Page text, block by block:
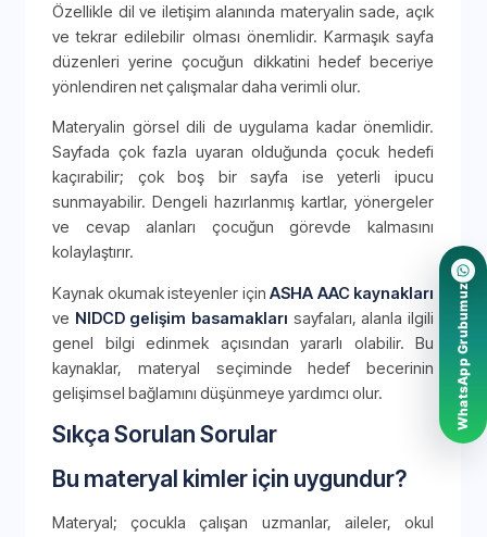
Özellikle dil ve iletişim alanında materyalin sade, açık
ve tekrar edilebilir olması önemlidir. Karmaşık sayfa
düzenleri yerine çocuğun dikkatini hedef beceriye
yönlendiren net çalışmalar daha verimli olur.
Materyalin görsel dili de uygulama kadar önemlidir.
Sayfada çok fazla uyaran olduğunda çocuk hedefi
kaçırabilir; çok boş bir sayfa ise yeterli ipucu
sunmayabilir. Dengeli hazırlanmış kartlar, yönergeler
ve cevap alanları çocuğun görevde kalmasını
kolaylaştırır.
Kaynak okumak isteyenler için ASHA AAC kaynakları
ve NIDCD gelişim basamakları sayfaları, alanla ilgili
genel bilgi edinmek açısından yararlı olabilir. Bu
kaynaklar, materyal seçiminde hedef becerinin
gelişimsel bağlamını düşünmeye yardımcı olur.
Sıkça Sorulan Sorular
Bu materyal kimler için uygundur?
Materyal; çocukla çalışan uzmanlar, aileler, okul
WhatsApp Grubumuz